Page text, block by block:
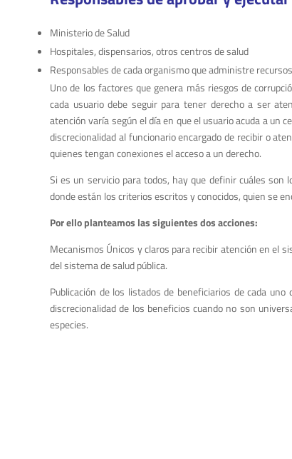
Ministerio de Salud
Hospitales, dispensarios, otros centros de salud
Responsables de cada organismo que administre
Uno de los factores que genera más riesgos de
cada usuario debe seguir para tener derecho a ser
atención varía según el día en que el usuario acuda a un
discrecionalidad al funcionario encargado de recibir o
quienes tengan conexiones el acceso a un derecho.
Si es un servicio para todos, hay que definir cuáles
donde están los criterios escritos y conocidos, quien se
Por ello planteamos las siguientes dos acciones:
Mecanismos Únicos y claros para recibir atención en el
del sistema de salud pública.
Publicación de los listados de beneficiarios de cada
discrecionalidad de los beneficios cuando no son
especies.